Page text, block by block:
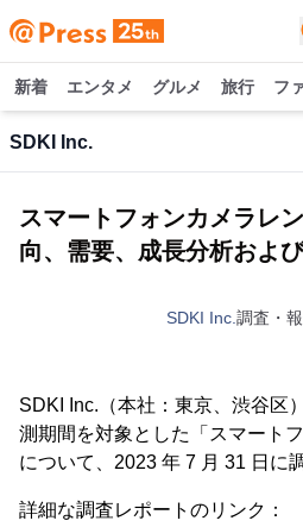
新着 エンタメ グルメ 旅行 フ
SDKI Inc.
スマートフォンカメラレ
向、需要、成長分析およ
SDKI Inc. 調査・
SDKI Inc.（本社：東京、渋谷区
測期間を対象とした「スマート
について、2023 年 7 月 31 日に
詳細な調査レポートのリンク：